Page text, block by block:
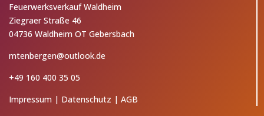
Feuerwerksverkauf Waldheim
Ziegraer Straße 46
04736 Waldheim OT Gebersbach
mtenbergen@outlook.de
+49 160 400 35 05
Impressum | Datenschutz |AGB